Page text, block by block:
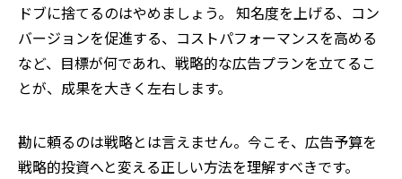
ドブに捨てるのはやめましょう。 知名度を上げる、コン
バージョンを促進する、コストパフォーマンスを高める
など、目標が何であれ、戦略的な広告プランを立てるこ
とが、成果を大きく左右します。
勘に頼るのは戦略とは言えません。今こそ、広告予算を
戦略的投資へと変える正しい方法を理解すべきです。